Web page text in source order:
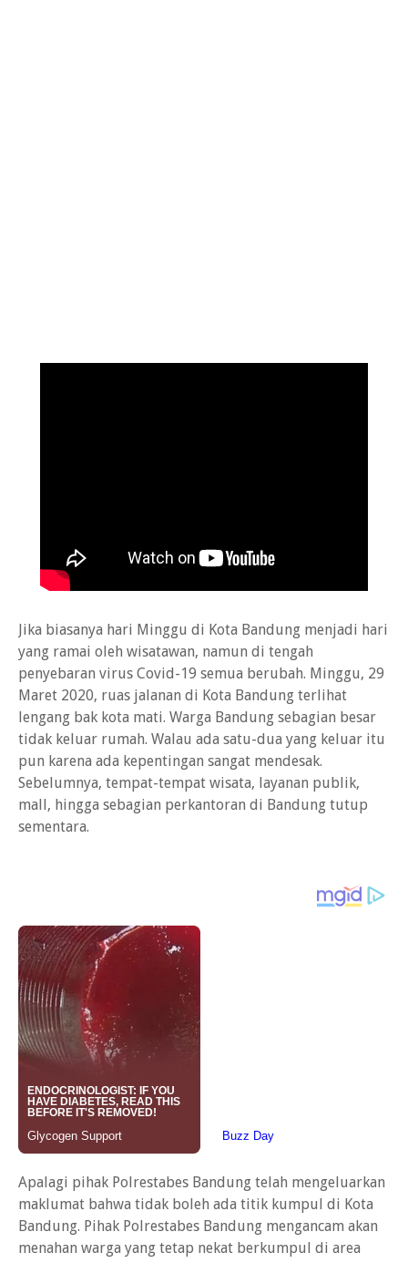
Jika biasanya hari Minggu di Kota Bandung menjadi hari
yang ramai oleh wisatawan, namun di tengah
penyebaran virus Covid-19 semua berubah. Minggu, 29
Maret 2020, ruas jalanan di Kota Bandung terlihat
lengang bak kota mati. Warga Bandung sebagian besar
tidak keluar rumah. Walau ada satu-dua yang keluar itu
pun karena ada kepentingan sangat mendesak.
Sebelumnya, tempat-tempat wisata, layanan publik,
mall, hingga sebagian perkantoran di Bandung tutup
sementara.
Apalagi pihak Polrestabes Bandung telah mengeluarkan
maklumat bahwa tidak boleh ada titik kumpul di Kota
Bandung. Pihak Polrestabes Bandung mengancam akan
menahan warga yang tetap nekat berkumpul di area